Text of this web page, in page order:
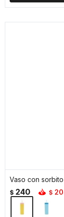
Vaso con
$ 240 $